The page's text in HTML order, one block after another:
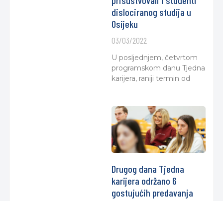
dislociranog studija u
Osijeku
03/03/2022
U posljednjem, četvrtom
programskom danu Tjedna
karijera, raniji termin od
Drugog dana Tjedna
karijera održano 6
gostujućih predavanja